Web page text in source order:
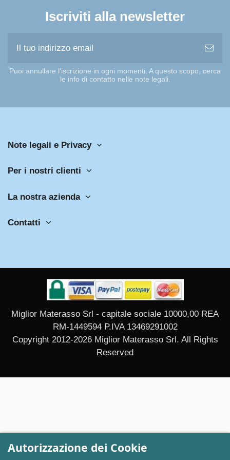
Iscriviti alla newsletter
Puoi annullare l'iscrizione in ogni momenti. A questo scopo, cerca
le info di contatto nelle note legali.
Note legali e Privacy
Per i nostri clienti
La nostra azienda
Contatti
Autorizzazione dei Cookie
Miglior Materasso Srl - capitale sociale 10000,00 REA
RM-1449594 P.IVA 13469291002
Copyright 2012-2026 Miglior Materasso Srl. All Rights
Reserved